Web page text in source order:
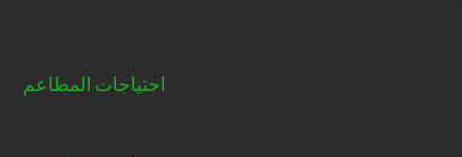
احتياجات المطاعم